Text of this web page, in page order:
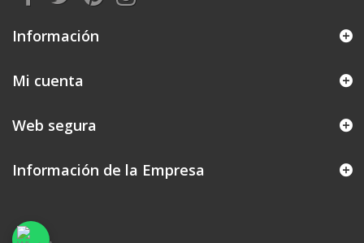
Información
Mi cuenta
Web segura
Información de la Empresa